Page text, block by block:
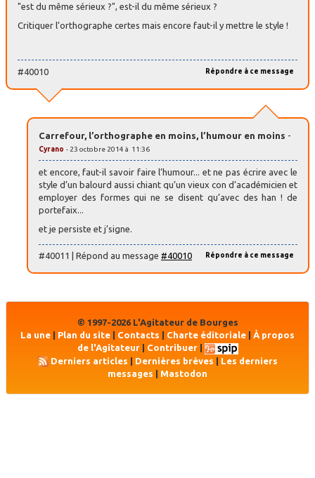
"est du même sérieux ?", est-il du même sérieux ?
Critiquer l’orthographe certes mais encore faut-il y mettre le style !
Répondre à ce message
#40010
Carrefour, l’orthographe en moins, l’humour en moins -
Cyrano - 23 octobre 2014 à 11:36
et encore, faut-il savoir faire l’humour... et ne pas écrire avec le
style d’un balourd aussi chiant qu’un vieux con d’académicien et
employer des formes qui ne se disent qu’avec des han ! de
portefaix...
et je persiste et j’signe.
Répondre à ce message
#40011 | Répond au message #40010
© 1997-2026 L'Agitateur de Bourges
La une
Plan du site Contacts Charte éditoriale
À propos
de l'Agitateur| Contribuer|
Derniers articles | Dernières brèves | Les derniers
messages
Mastodon